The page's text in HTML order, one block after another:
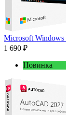
Microsoft Windows
1 690 ₽
Новинка